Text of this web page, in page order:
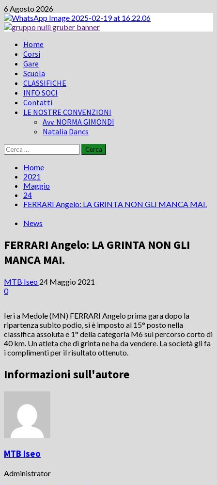
Vai
al
contenuto
6 Agosto 2026
Menu
principale
Home
Corsi
Gare
Scuola
CLASSIFICHE
INFO SOCI
Contatti
LE NOSTRE CONVENZIONI
Avv. NORMA GIMONDI
Natalia Dancs
Ricerca
per:
Home
2021
Maggio
24
FERRARI Angelo: LA GRINTA NON GLI MANCA MAI.
News
FERRARI Angelo: LA GRINTA NON GLI
MANCA MAI.
MTB Iseo 24 Maggio 2021
0
Ieri a Medole (MN) FERRARI Angelo prima gara dopo la
ripartenza subito podio, si è imposto al 15° posto nella
classifica assoluta e 1° della categoria M6 sul percorso corto di
40 km. Un atleta che di grinta ne ha da vendere. La società gli fa
i complimenti per il risultato ottenuto.
Informazioni sull'autore
MTB Iseo
Administrator